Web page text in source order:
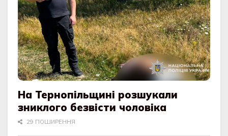
На Тернопільщині розшукали
зниклого безвісти чоловіка
29 ПОШИРЕННЯ